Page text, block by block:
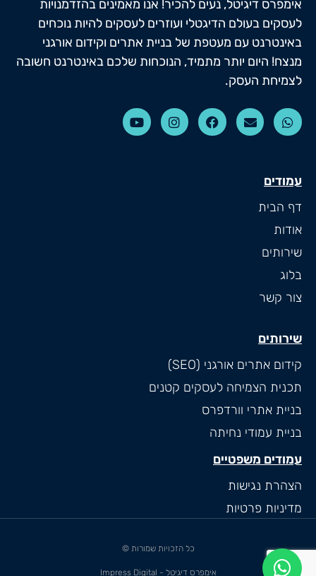
אימפרס דיגיטל, נעים להכיר! אנו מאמינים בהזדמנויות
לעסקים בעולם הדיגטלי ועוזרים לעסקים להיות נוכחים
באינטרנט עם מעטפת של בניית אתרים וקידום אורגני
מנצח! היום יותר מתמיד, הנוכחות שלכם באינטרנט חשובה
לצמיחת העסק.
עמודים
דף הבית
אודות
שירותים
בלוג
צור קשר
שירותים
קידום אתרים אורגני (SEO)
תכנית הצמיחה לעסקים קטנים
בניית אתרי וורדפרס
בניית עמודי נחיתה
עמודים משפטיים
הצהרת נגישות
מדיניות פרטיות
כל הזכויות שמורות ©
אימפרס דיגיטל - Impress Digital